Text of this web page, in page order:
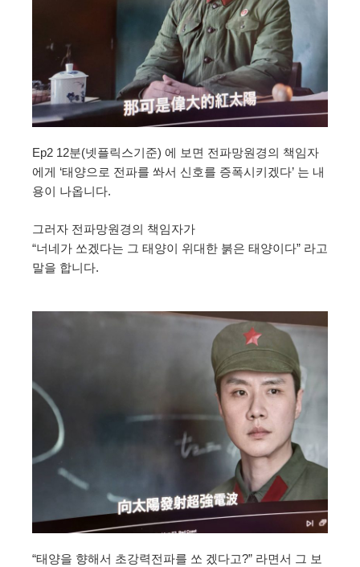
Ep2 12분(넷플릭스기준) 에 보면 전파망원경의 책임자
에게 ‘태양으로 전파를 쏴서 신호를 증폭시키겠다’ 는 내
용이 나옵니다.
그러자 전파망원경의 책임자가
“너네가 쏘겠다는 그 태양이 위대한 붉은 태양이다” 라고
말을 합니다.
“태양을 향해서 초강력전파를 쏘 겠다고?” 라면서 그 보